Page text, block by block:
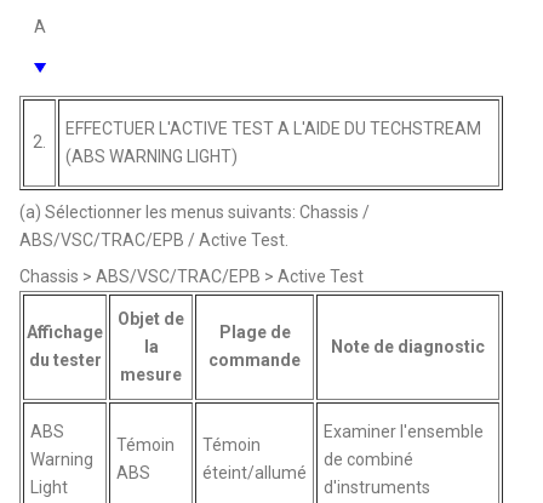
A
2.
EFFECTUER L'ACTIVE TEST A L'AIDE DU TECHSTREAM
(ABS WARNING LIGHT)
(a) Sélectionner les menus suivants: Chassis /
ABS/VSC/TRAC/EPB / Active Test.
Chassis > ABS/VSC/TRAC/EPB > Active Test
Affichage
du tester
Objet de
la
mesure
Plage de
commande
Note de diagnostic
ABS
Warning
Light
Témoin
ABS
Témoin
éteint/allumé
Examiner l'ensemble
de combiné
d'instruments